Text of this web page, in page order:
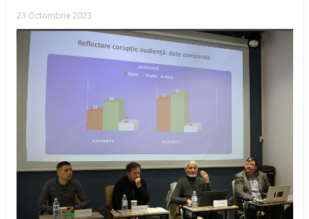
23 Octombrie 2023